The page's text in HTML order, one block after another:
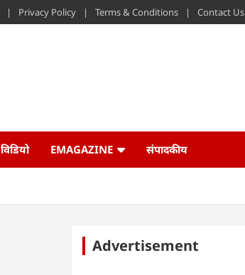
Privacy Policy Terms & Conditions Contact Us
विडियो EMAGAZINE संपादकीय
Advertisement